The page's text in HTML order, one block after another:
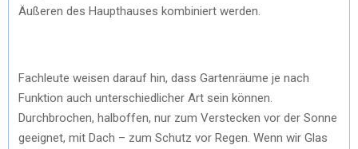
Äußeren des Haupthauses kombiniert werden.
Fachleute weisen darauf hin, dass Gartenräume je nach
Funktion auch unterschiedlicher Art sein können.
Durchbrochen, halboffen, nur zum Verstecken vor der Sonne
geeignet, mit Dach – zum Schutz vor Regen. Wenn wir Glas